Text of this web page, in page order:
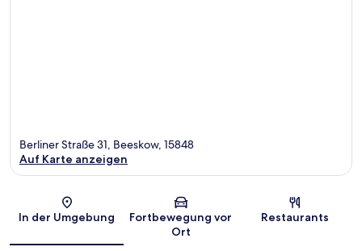
Karte
Berliner Straße 31, Beeskow, 15848
Auf Karte anzeigen
In der Umgebung
Fortbewegung vor
Ort
Restaurants